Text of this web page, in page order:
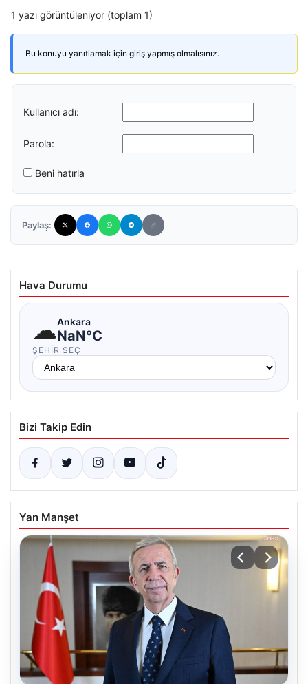
1 yazı görüntüleniyor (toplam 1)
Bu konuyu yanıtlamak için giriş yapmış olmalısınız.
Kullanıcı adı:
Parola:
Beni hatırla
Paylaş:
Hava Durumu
☁Ankara
NaN°C
ŞEHIR SEÇ
Bizi Takip Edin
Yan Manşet